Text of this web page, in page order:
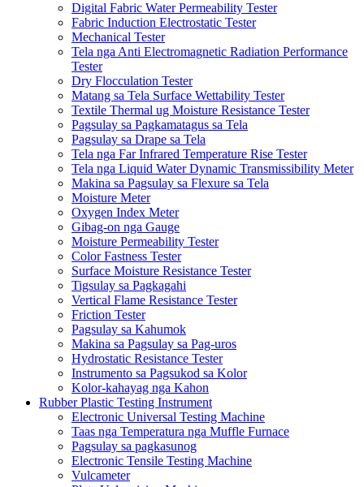
Digital Fabric Water Permeability Tester
Fabric Induction Electrostatic Tester
Mechanical Tester
Tela nga Anti Electromagnetic Radiation Performance
Tester
Dry Flocculation Tester
Matang sa Tela Surface Wettability Tester
Textile Thermal ug Moisture Resistance Tester
Pagsulay sa Pagkamatagus sa Tela
Pagsulay sa Drape sa Tela
Tela nga Far Infrared Temperature Rise Tester
Tela nga Liquid Water Dynamic Transmissibility Meter
Makina sa Pagsulay sa Flexure sa Tela
Moisture Meter
Oxygen Index Meter
Gibag-on nga Gauge
Moisture Permeability Tester
Color Fastness Tester
Surface Moisture Resistance Tester
Tigsulay sa Pagkagahi
Vertical Flame Resistance Tester
Friction Tester
Pagsulay sa Kahumok
Makina sa Pagsulay sa Pag-uros
Hydrostatic Resistance Tester
Instrumento sa Pagsukod sa Kolor
Kolor-kahayag nga Kahon
Rubber Plastic Testing Instrument
Electronic Universal Testing Machine
Taas nga Temperatura nga Muffle Furnace
Pagsulay sa pagkasunog
Electronic Tensile Testing Machine
Vulcameter